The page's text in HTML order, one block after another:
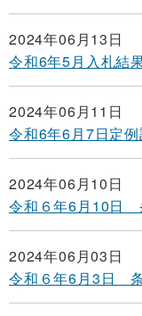
2024年06月13日
令和6年5月入札結
2024年06月11日
令和6年6月7日定
2024年06月10日
令和６年6月10日
2024年06月03日
令和６年6月3日